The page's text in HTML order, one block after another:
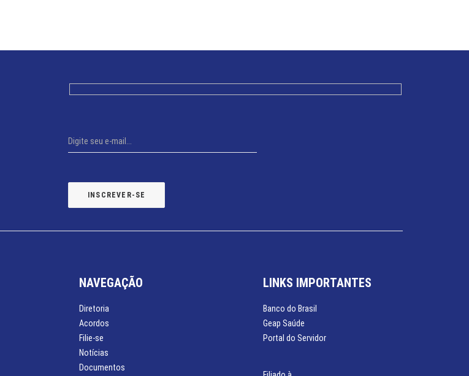
NAVEGAÇÃO
Diretoria
Acordos
Filie-se
Notícias
Documentos
LINKS IMPORTANTES
Banco do Brasil
Geap Saúde
Portal do Servidor